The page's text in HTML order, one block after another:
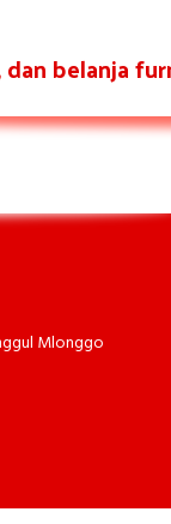
dan belanja
Mlonggo